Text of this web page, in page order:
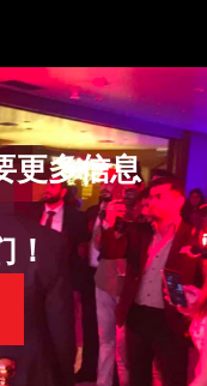
更多信息